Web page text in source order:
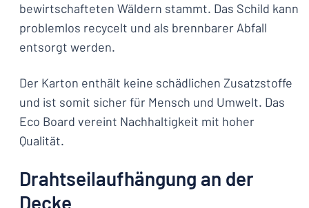
bewirtschafteten Wäldern stammt. Das Schild kann
problemlos recycelt und als brennbarer Abfall
entsorgt werden.
Der Karton enthält keine schädlichen Zusatzstoffe
und ist somit sicher für Mensch und Umwelt. Das
Eco Board vereint Nachhaltigkeit mit hoher
Qualität.
Drahtseilaufhängung an der
Decke